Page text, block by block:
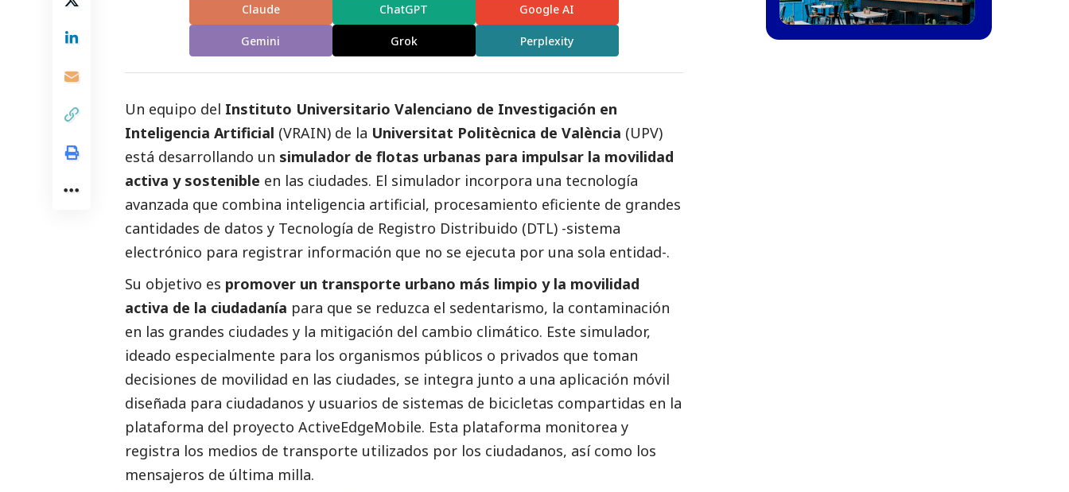
Claude ChatGPT Google AI
Gemini Grok Perplexity
Un equipo del Instituto Universitario Valenciano de Investigación en
Inteligencia Artificial (VRAIN) de la Universitat Politècnica de València (UPV)
está desarrollando un simulador de flotas urbanas para impulsar la movilidad
activa y sostenible en las ciudades. El simulador incorpora una tecnología
avanzada que combina inteligencia artificial, procesamiento eficiente de grandes
cantidades de datos y Tecnología de Registro Distribuido (DTL) -sistema
electrónico para registrar información que no se ejecuta por una sola entidad-.
Su objetivo es promover un transporte urbano más limpio y la movilidad
activa de la ciudadanía para que se reduzca el sedentarismo, la contaminación
en las grandes ciudades y la mitigación del cambio climático. Este simulador,
ideado especialmente para los organismos públicos o privados que toman
decisiones de movilidad en las ciudades, se integra junto a una aplicación móvil
diseñada para ciudadanos y usuarios de sistemas de bicicletas compartidas en la
plataforma del proyecto ActiveEdgeMobile. Esta plataforma monitorea y
registra los medios de transporte utilizados por los ciudadanos, así como los
mensajeros de última milla.